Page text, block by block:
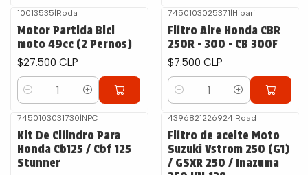
10013535 Roda
Motor Partida Bici
moto 49cc (2 Pernos)
$27.500 CLP
Cantidad
7450103025371 Hibari
Filtro Aire Honda CBR
250R - 300 - CB 300F
$7.500 CLP
Cantidad
7450103031730 NPC
Kit De Cilindro Para
Honda Cb125 / Cbf 125
Stunner
4396821226924 Road
Filtro de aceite Moto
Suzuki Vstrom 250 (G1)
/ GSXR 250 / Inazuma